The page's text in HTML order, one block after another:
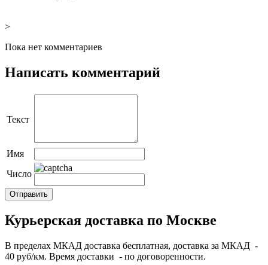
>
Пока нет комментариев
Написать комментарий
Текст
Имя
Число
Курьерская доставка по Москве
В пределах МКАД доставка бесплатная, доставка за МКАД -
40 руб/км. Время доставки - по договоренности.